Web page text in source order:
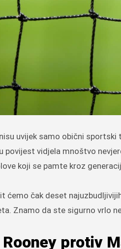
povijest vidjela mnoštvo
koji se pamte kroz
ćemo čak deset
Znamo da ste sigurno vrlo
Rooney protiv